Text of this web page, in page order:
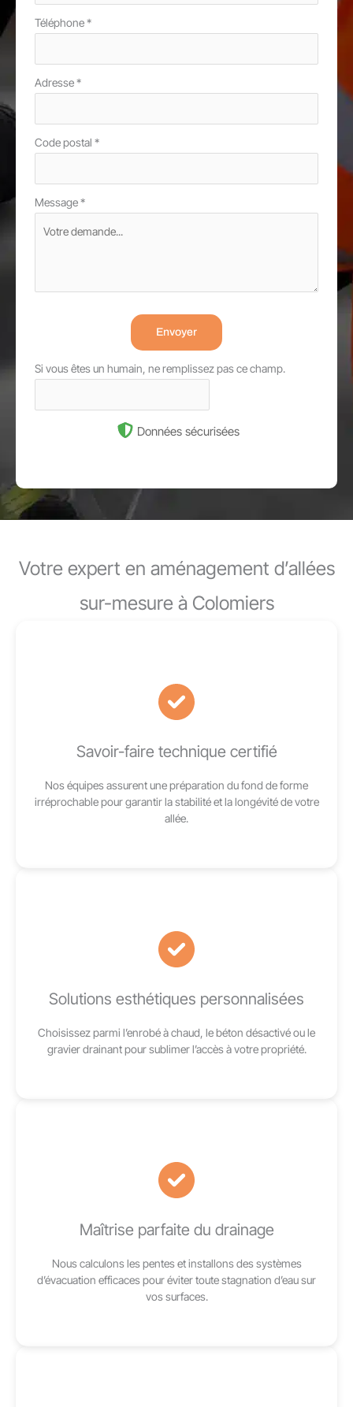
Téléphone*
Adresse*
Code postal *
Message*
Envoyer
Si vous êtes un humain, ne remplissez pas ce champ.
Données sécurisées
Votre expert en aménagement d’allées
sur-mesure à Colomiers
Savoir-faire technique certifié
Nos équipes assurent une préparation du fond de forme
irréprochable pour garantir la stabilité et la longévité de votre
allée.
Solutions esthétiques personnalisées
Choisissez parmi l’enrobé à chaud, le béton désactivé ou le
gravier drainant pour sublimer l’accès à votre propriété.
Maîtrise parfaite du drainage
Nous calculons les pentes et installons des systèmes
d’évacuation efficaces pour éviter toute stagnation d’eau sur
vos surfaces.